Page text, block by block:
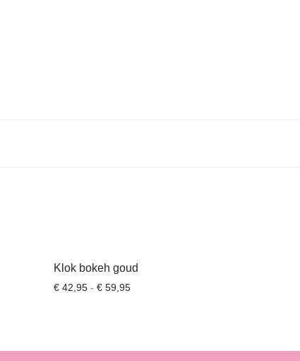
€ 59,95
Klok bokeh goud
€ 42,95 - € 59,95Prijsklasse: € 42,95 tot € 59,95